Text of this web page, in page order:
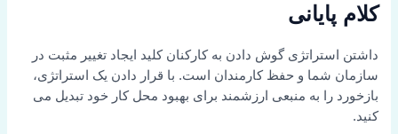
کلام پایانی
داشتن استراتژی گوش دادن به کارکنان کلید ایجاد تغییر مثبت در
سازمان شما و حفظ کارمندان است. با قرار دادن یک استراتژی،
بازخورد را به منبعی ارزشمند برای بهبود محل کار خود تبدیل می
کنید.